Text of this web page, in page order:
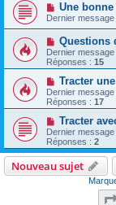
Une
Dernier
Questions
Dernier
Réponses : 15
Tracter
Dernier
Réponses : 17
Tracter
Dernier
Réponses : 2
Nouveau sujet